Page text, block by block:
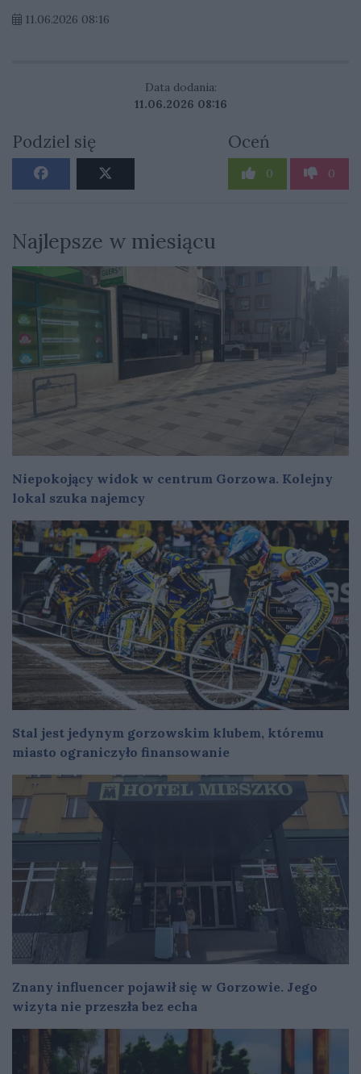
11.06.2026 08:16
Data dodania:
11.06.2026 08:16
Podziel się Oceń
0 0
Najlepsze w miesiącu
Niepokojący widok w centrum Gorzowa. Kolejny
lokal szuka najemcy
Stal jest jedynym gorzowskim klubem, któremu
miasto ograniczyło finansowanie
Znany influencer pojawił się w Gorzowie. Jego
wizyta nie przeszła bez echa